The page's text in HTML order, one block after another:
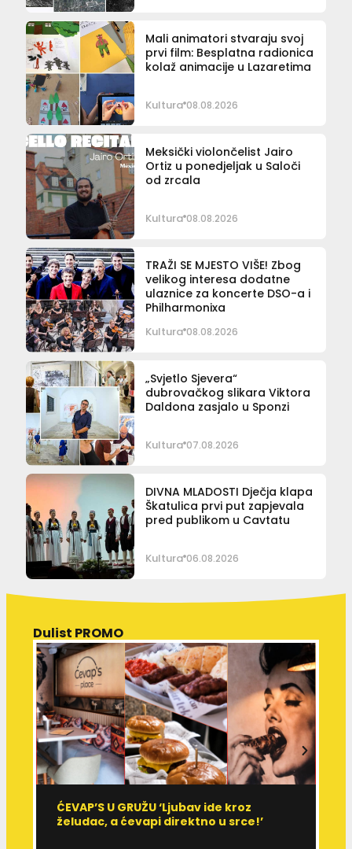
Mali animatori stvaraju svoj
prvi film: Besplatna radionica
kolaž animacije u Lazaretima
Kultura 08.08.2026
Meksički violončelist Jairo
Ortiz u ponedjeljak u Saloči
od zrcala
Kultura 08.08.2026
TRAŽI SE MJESTO VIŠE! Zbog
velikog interesa dodatne
ulaznice za koncerte DSO-a i
Philharmonixa
Kultura 08.08.2026
„Svjetlo Sjevera“
dubrovačkog slikara Viktora
Daldona zasjalo u Sponzi
Kultura 07.08.2026
DIVNA MLADOSTI Dječja klapa
Škatulica prvi put zapjevala
pred publikom u Cavtatu
Kultura 06.08.2026
Dulist PROMO
ĆEVAP’S U GRUŽU ‘Ljubav ide kroz
želudac, a ćevapi direktno u srce!’